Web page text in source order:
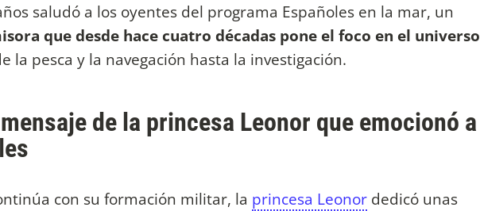
saludó a los oyentes del programa Españoles en la mar, un
que desde hace cuatro décadas pone el foco en el universo
la pesca y la navegación hasta la investigación.
de la princesa Leonor que emocionó a
con su formación militar, la princesa Leonor dedicó unas